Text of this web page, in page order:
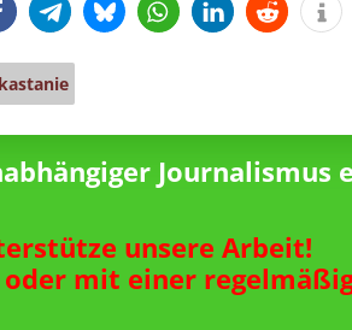
Journalismus
unsere Arbeit!
oder mit einer